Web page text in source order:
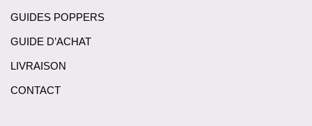
GUIDES POPPERS
GUIDE D’ACHAT
LIVRAISON
CONTACT